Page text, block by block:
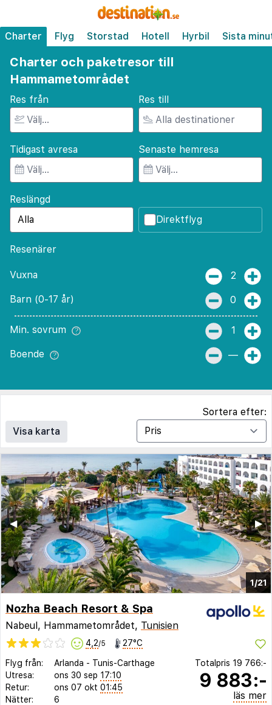
Charter Flyg Storstad Hotell Hyrbil Sista
Charter och paketresor till
Hammametområdet
Res från Res till
Tidigast avresa Senaste hemresa
Reslängd
Direktflyg
Resenärer
Vuxna 2
Barn (0-17 år) 0
Min. sovrum 1
Boende —
Visa karta
Sortera efter:
1/21
▶︎
◀︎
Nozha Beach Resort & Spa
Nabeul, Hammametområdet, Tunisien
4,2/5 27°C
Flyg från: Arlanda - Tunis-Carthage
Utresa:
ons 30 sep 17:10
Retur:
ons 07 okt 01:45
Nätter:
6
Totalpris 19 766:-
9 883:-
läs mer